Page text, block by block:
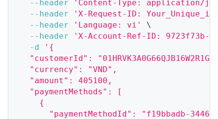
--header
'Content-Type: application/
--header
'X-Request-ID:
--header
'Language: vi'
\
--header
'X-Account-Ref-ID: 9723f73b-
-d
'{
"customerId":
  "currency": "VND",
  "amount": 405100,
  "paymentMethods": [
    {
"paymentMethodId": "f19bbadb-